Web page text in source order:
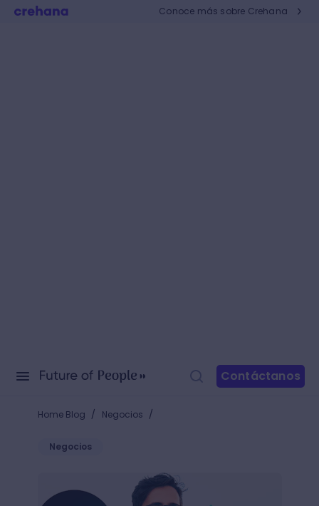
Conoce más sobre Crehana
Contáctanos
Home Blog / Negocios /
Negocios
10 características de una persona asertiva: